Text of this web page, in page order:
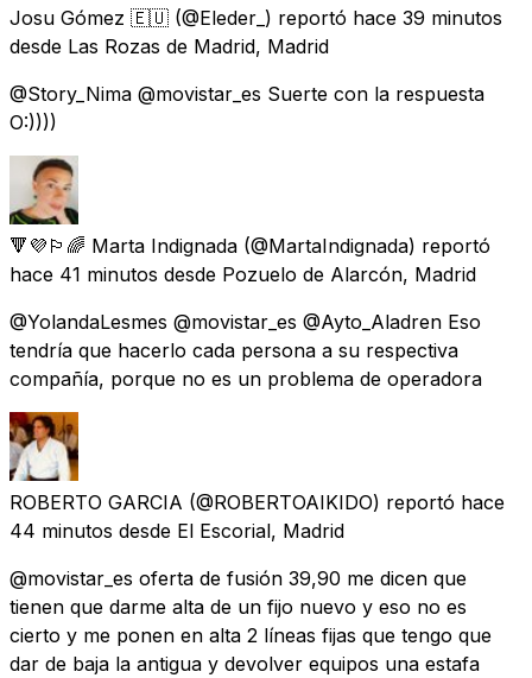
Josu Gómez 🇪🇺 (@Eleder_) reportó hace 39 minutos
desde Las Rozas de Madrid, Madrid
@Story_Nima @movistar_es Suerte con la respuesta
O:))))
🔻💜🏳️‍🌈 Marta Indignada (@MartaIndignada) reportó
hace 41 minutos desde Pozuelo de Alarcón, Madrid
@YolandaLesmes @movistar_es @Ayto_Aladren Eso
tendría que hacerlo cada persona a su respectiva
compañía, porque no es un problema de operadora
ROBERTO GARCIA (@ROBERTOAIKIDO) reportó hace
44 minutos desde El Escorial, Madrid
@movistar_es oferta de fusión 39,90 me dicen que
tienen que darme alta de un fijo nuevo y eso no es
cierto y me ponen en alta 2 líneas fijas que tengo que
dar de baja la antigua y devolver equipos una estafa